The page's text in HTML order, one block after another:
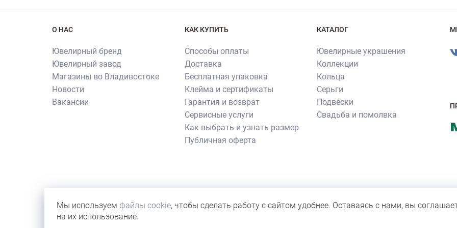
О НАС
Ювелирный бренд
Ювелирный завод
Магазины во Владивостоке
Новости
Вакансии
КАК КУПИТЬ
Способы оплаты
Доставка
Бесплатная упаковка
Клейма и сертификаты
Гарантия и возврат
Сервисные услуги
Как выбрать и узнать размер
Публичная оферта
КАТАЛОГ
Ювелирные украшения
Коллекции
Кольца
Серьги
Подвески
Свадьба и помолвка
их копирования и использования требуется письменное согласие правообладателя. Все прочие фотографии не
иллюстрации новостей бренда или с учебной целью для персонала компании.
Мы используем файлы cookie, чтобы сделать работу с сайтом удобнее. Оставаясь с нами, вы
на их использование.